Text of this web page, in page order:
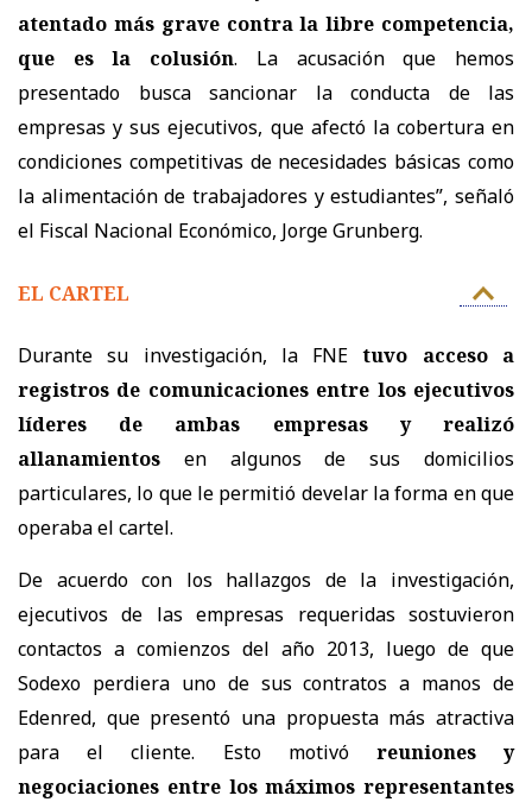
atentado más grave contra la libre competencia,
que es la colusión. La acusación que hemos
presentado busca sancionar la conducta de las
empresas y sus ejecutivos, que afectó la cobertura en
condiciones competitivas de necesidades básicas como
la alimentación de trabajadores y estudiantes”, señaló
el Fiscal Nacional Económico, Jorge Grunberg.
EL CARTEL
Durante su investigación, la FNEtuvo acceso a
registros de comunicaciones entre los ejecutivos
líderes de ambas empresas y realizó
allanamientos en algunos de sus domicilios
particulares, lo que le permitió develar la forma en que
operaba el cartel.
De acuerdo con los hallazgos de la investigación,
ejecutivos de las empresas requeridas sostuvieron
contactos a comienzos del año 2013, luego de que
Sodexo perdiera uno de sus contratos a manos de
Edenred, que presentó una propuesta más atractiva
para el cliente. Esto motivó reuniones y
negociaciones entre los máximos representantes